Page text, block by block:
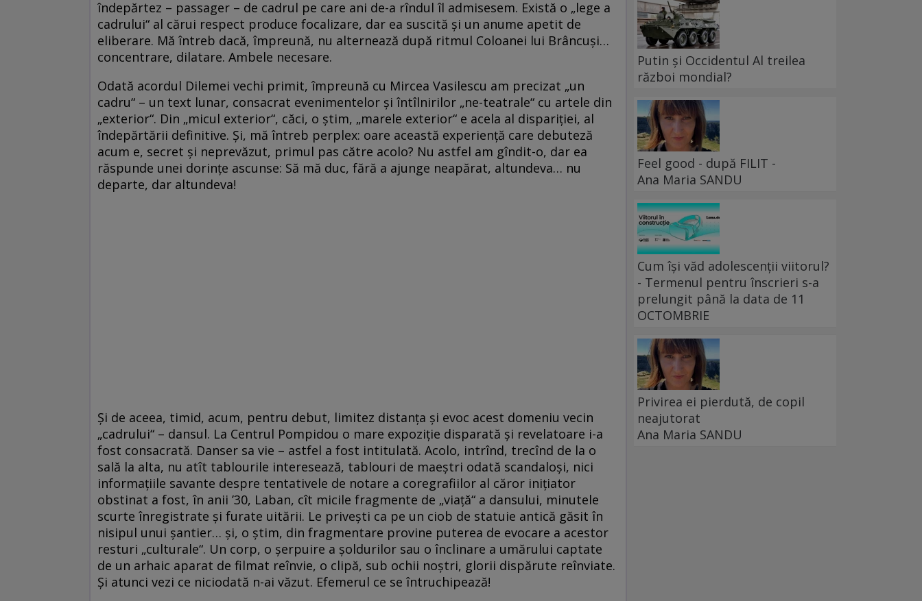
îndepărtez – passager – de cadrul pe care ani de-a rîndul îl admisesem. Există o „lege a
cadrului“ al cărui respect produce focalizare, dar ea suscită şi un anume apetit de
eliberare. Mă întreb dacă, împreună, nu alternează după ritmul Coloanei lui Brâncuşi…
concentrare, dilatare. Ambele necesare.
Odată acordul Dilemei vechi primit, împreună cu Mircea Vasilescu am precizat „un
cadru“ – un text lunar, consacrat evenimentelor şi întîlnirilor „ne-teatrale“ cu artele din
„exterior“. Din „micul exterior“, căci, o ştim, „marele exterior“ e acela al dispariţiei, al
îndepărtării definitive. Şi, mă întreb perplex: oare această experienţă care debuteză
acum e, secret şi neprevăzut, primul pas către acolo? Nu astfel am gîndit-o, dar ea
răspunde unei dorinţe ascunse: Să mă duc, fără a ajunge neapărat, altundeva… nu
departe, dar altundeva!
Şi de aceea, timid, acum, pentru debut, limitez distanţa şi evoc acest domeniu vecin
„cadrului“ – dansul. La Centrul Pompidou o mare expoziţie disparată şi revelatoare i-a
fost consacrată. Danser sa vie – astfel a fost intitulată. Acolo, intrînd, trecînd de la o
sală la alta, nu atît tablourile interesează, tablouri de maeştri odată scandaloşi, nici
informaţiile savante despre tentativele de notare a coregrafiilor al căror iniţiator
obstinat a fost, în anii ’30, Laban, cît micile fragmente de „viaţă“ a dansului, minutele
scurte înregistrate şi furate uitării. Le priveşti ca pe un ciob de statuie antică găsit în
nisipul unui şantier… şi, o ştim, din fragmentare provine puterea de evocare a acestor
resturi „culturale“. Un corp, o şerpuire a şoldurilor sau o înclinare a umărului captate
de un arhaic aparat de filmat reînvie, o clipă, sub ochii noştri, glorii dispărute reînviate.
Şi atunci vezi ce niciodată n-ai văzut. Efemerul ce se întruchipează!
Putin și Occidentul Al treilea
război mondial?
Feel good - după FILIT -
Ana Maria SANDU
Cum își văd adolescenții viitorul?
- Termenul pentru înscrieri s-a
prelungit până la data de 11
OCTOMBRIE
Privirea ei pierdută, de copil
neajutorat
Ana Maria SANDU